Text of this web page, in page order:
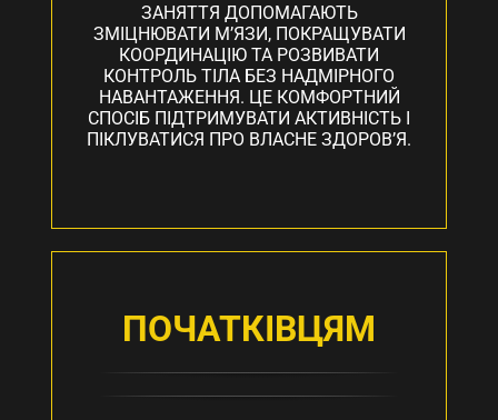
ЗАНЯТТЯ ДОПОМАГАЮТЬ
ЗМІЦНЮВАТИ М’ЯЗИ, ПОКРАЩУВАТИ
КООРДИНАЦІЮ ТА РОЗВИВАТИ
КОНТРОЛЬ ТІЛА БЕЗ НАДМІРНОГО
НАВАНТАЖЕННЯ. ЦЕ КОМФОРТНИЙ
СПОСІБ ПІДТРИМУВАТИ АКТИВНІСТЬ І
ПІКЛУВАТИСЯ ПРО ВЛАСНЕ ЗДОРОВ’Я.
ПОЧАТКІВЦЯМ